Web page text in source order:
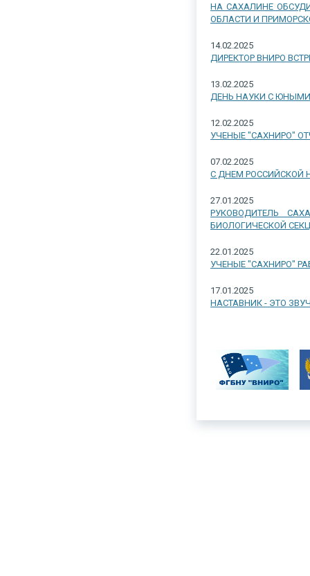
НА САХАЛИНЕ
ОБЛАСТИ И
14.02.2025
ДИРЕКТОР ВНИРО
13.02.2025
ДЕНЬ НАУКИ С
12.02.2025
УЧЕНЫЕ "САХНИРО"
07.02.2025
С ДНЕМ РОССИЙСКОЙ
27.01.2025
РУКОВОДИТЕЛЬ
БИОЛОГИЧЕСКОЙ
22.01.2025
УЧЕНЫЕ "САХНИРО"
17.01.2025
НАСТАВНИК - ЭТО